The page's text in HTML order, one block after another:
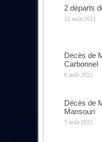
2 départs
12 août 2021
Décès de
Carbonnel
8 août 2021
Décès de
Mansouri
7 août 2021